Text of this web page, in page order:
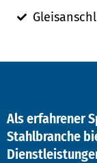
Als erfahrener
Stahlbranche